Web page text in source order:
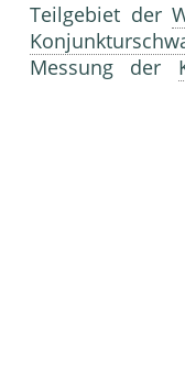
Teilgebiet der
Messung der